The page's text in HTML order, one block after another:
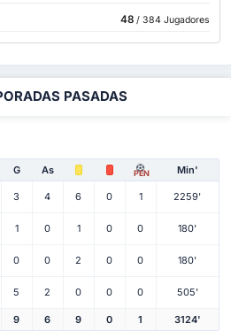
48/ 384 Jugadores
PASADAS
G As PEN Min'
3 4 6 0 1 2259'
1 0 1 0 0 180'
0 0 2 0 0 180'
5 2 0 0 0 505'
9 6 9 0 1 3124'